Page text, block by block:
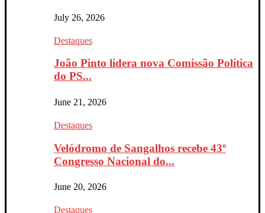
July 26, 2026
Destaques
João Pinto lidera nova Comissão Política
do PS...
June 21, 2026
Destaques
Velódromo de Sangalhos recebe 43º
Congresso Nacional do...
June 20, 2026
Destaques